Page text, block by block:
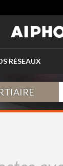
RÉSEAUX